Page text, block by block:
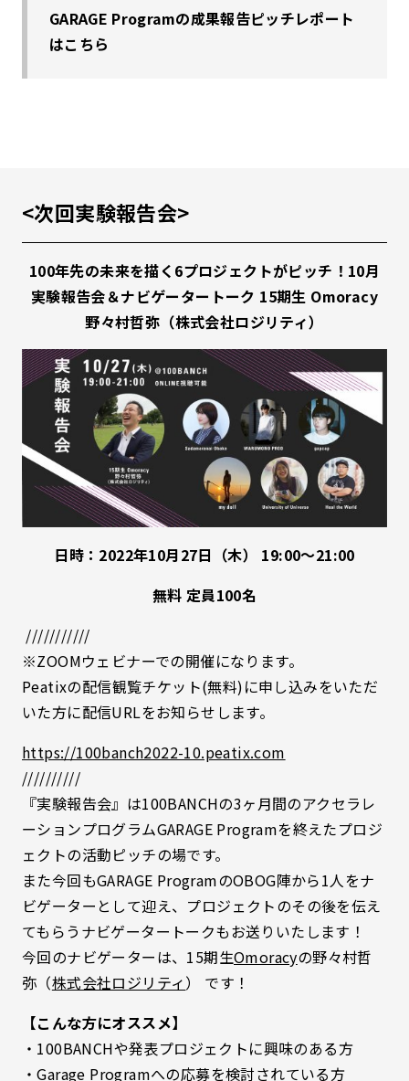
GARAGE Programの成果報告ピッチレポート
はこちら
<次回実験報告会>
100年先の未来を描く6プロジェクトがピッチ！10月
実験報告会＆ナビゲータートーク 15期生 Omoracy
野々村哲弥（株式会社ロジリティ）
日時：2022年10月27日（木） 19:00〜21:00
無料 定員100名
///////////
※ZOOMウェビナーでの開催になります。
Peatixの配信観覧チケット(無料)に申し込みをいただ
いた方に配信URLをお知らせします。
https://100banch2022-10.peatix.com
//////////
『実験報告会』は100BANCHの3ヶ月間のアクセラレ
ーションプログラムGARAGE Programを終えたプロジ
ェクトの活動ピッチの場です。
また今回もGARAGE ProgramのOBOG陣から1人をナ
ビゲーターとして迎え、プロジェクトのその後を伝え
てもらうナビゲータートークもお送りいたします！
今回のナビゲーターは、15期生Omoracyの野々村哲
弥（株式会社ロジリティ） です！
【こんな方にオススメ】
・100BANCHや発表プロジェクトに興味のある方
・Garage Programへの応募を検討されている方